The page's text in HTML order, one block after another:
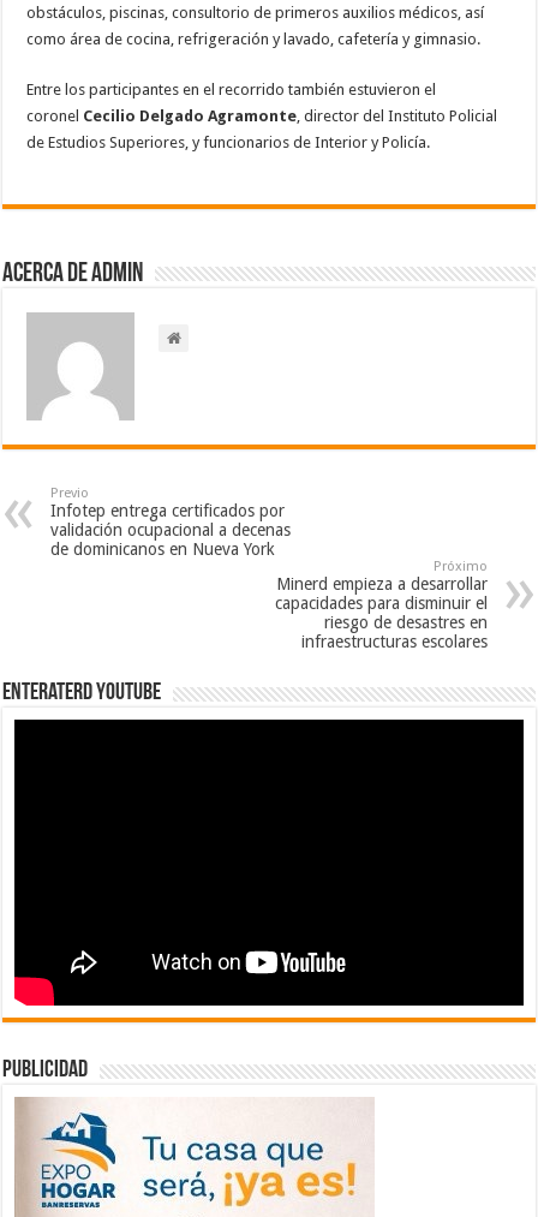
obstáculos, piscinas, consultorio de primeros auxilios médicos, así
como área de cocina, refrigeración y lavado, cafetería y gimnasio.
Entre los participantes en el recorrido también estuvieron el
coronel Cecilio Delgado Agramonte , director del Instituto Policial
de Estudios Superiores, y funcionarios de Interior y Policía.
Acerca de admin
Previo
Infotep entrega certificados por
validación ocupacional a decenas
de dominicanos en Nueva York
Próximo
Minerd empieza a desarrollar
capacidades para disminuir el
riesgo de desastres en
infraestructuras escolares
EnterateRD YOUTUBE
publicidad